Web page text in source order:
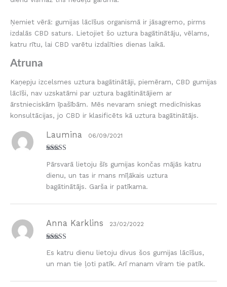
Ņemiet vērā: gumijas lācīšus organismā ir jāsagremo, pirms
izdalās CBD saturs. Lietojiet šo uztura bagātinātāju, vēlams,
katru rītu, lai CBD varētu izdalīties dienas laikā.
Atruna
Kaņepju izcelsmes uztura bagātinātāji, piemēram, CBD gumijas
lācīši, nav uzskatāmi par uztura bagātinātājiem ar
ārstnieciskām īpašībām. Mēs nevaram sniegt medicīniskas
konsultācijas, jo CBD ir klasificēts kā uztura bagātinātājs.
5no 5
Laumina 06/09/2021
Pārsvarā lietoju šīs gumijas končas mājās katru
dienu, un tas ir mans mīļākais uztura
bagātinātājs. Garša ir patīkama.
5no 5
Anna Karklins 23/02/2022
Es katru dienu lietoju divus šos gumijas lācīšus,
un man tie ļoti patīk. Arī manam vīram tie patīk.